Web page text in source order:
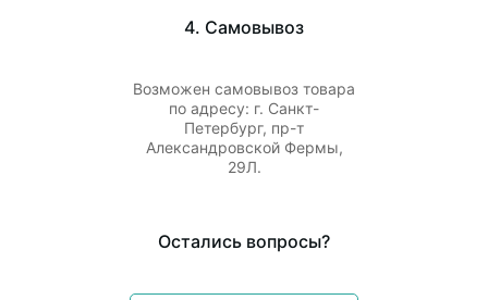
4. Самовывоз
Возможен самовывоз товара
по адресу: г. Санкт-
Петербург, пр-т
Александровской Фермы,
29Л.
Остались вопросы?